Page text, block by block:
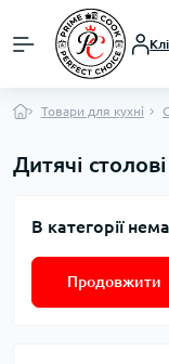
Товари для кухні
Дитячі
В категорії
Продовжити